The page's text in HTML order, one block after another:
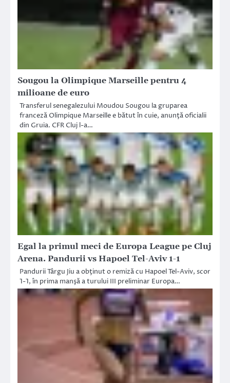
Sougou la Olimpique Marseille pentru 4
milioane de euro
Transferul senegalezului Moudou Sougou la gruparea
franceză Olimpique Marseille e bătut în cuie, anunţă oficialii
din Gruia. CFR Cluj l-a…
Egal la primul meci de Europa League pe Cluj
Arena. Pandurii vs Hapoel Tel-Aviv 1-1
Pandurii Târgu Jiu a obţinut o remiză cu Hapoel Tel-Aviv, scor
1-1, în prima manşă a turului III preliminar Europa…